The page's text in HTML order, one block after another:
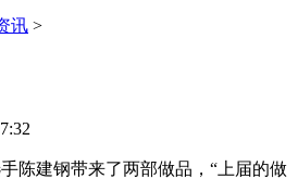
讯 >
建钢带来了两部做品，“上届的做